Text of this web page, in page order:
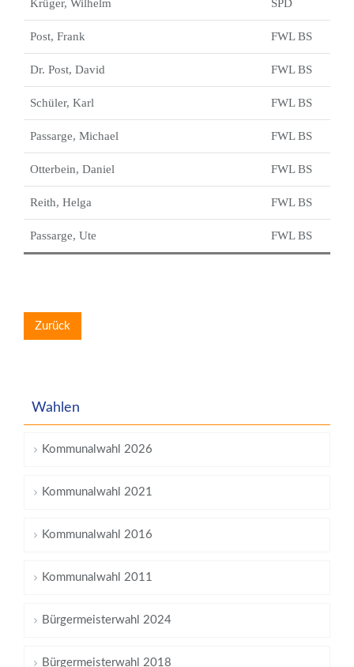
Krüger, Wilhelm SPD
Post, Frank FWL BS
Dr. Post, David FWL BS
Schüler, Karl FWL BS
Passarge, Michael FWL BS
Otterbein, Daniel FWL BS
Reith, Helga FWL BS
Passarge, Ute FWL BS
Zurück
Wahlen
Kommunalwahl 2026
Kommunalwahl 2021
Kommunalwahl 2016
Kommunalwahl 2011
Bürgermeisterwahl 2024
Bürgermeisterwahl 2018